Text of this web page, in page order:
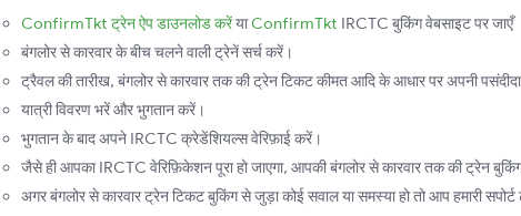
ConfirmTkt ट्रेन ऐप डाउनलोड करेंयाConfirmTkt IRCTC बुकिंग वेबसाइट पर जाएँ
बंगलोर से कारवार के बीच चलने वाली ट्रेनें सर्च करें।
ट्रैवल की तारीख, बंगलोर से कारवार तक की ट्रेन टिकट कीमत आदि के आधार पर अपनी
यात्री विवरण भरें और भुगतान करें।
भुगतान के बाद अपने IRCTC क्रेडेंशियल्स वेरिफ़ाई करें।
जैसे ही आपका IRCTC वेरिफ़िकेशन पूरा हो जाएगा, आपकी बंगलोर से कारवार तक की ट्रेन बुकिंग
अगर बंगलोर से कारवार ट्रेन टिकट बुकिंग से जुड़ा कोई सवाल या समस्या हो तो आप हमारी